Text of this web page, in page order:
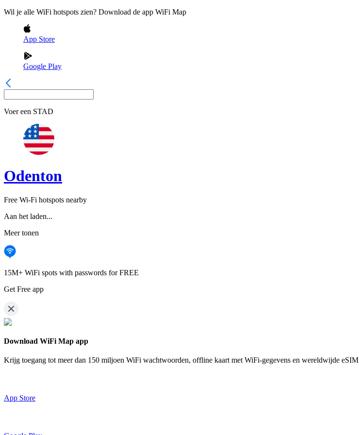
Wil je alle WiFi hotspots zien? Download de app WiFi Map
App Store
Google Play
Voer een STAD
Odenton
Free Wi-Fi hotspots nearby
Aan het laden...
Meer tonen
15M+ WiFi spots with passwords for FREE
Get Free app
Download WiFi Map app
Krijg toegang tot meer dan 150 miljoen WiFi wachtwoorden, offline kaart met WiFi-gegevens en wereldwijde eSIM
App Store